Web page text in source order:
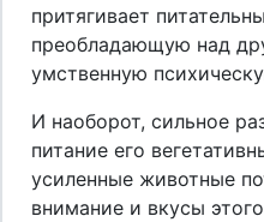
притягивает
преобладающую над
умственную
И наоборот, сильное
питание его
усиленные животные
внимание и вкусы